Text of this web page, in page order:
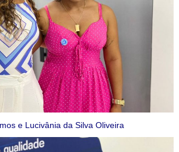
e Lucivânia da Silva Oliveira